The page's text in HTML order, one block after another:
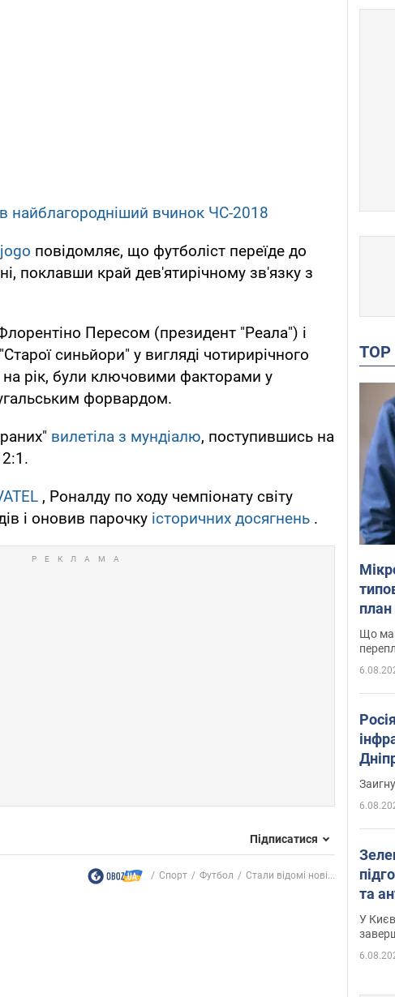
найблагородніший вчинок ЧС-2018
повідомляє, що футболіст переїде до
поклавши край дев'ятирічному зв'язку з
Пересом (президент "Реала") і
синьйори" у вигляді чотирирічного
на рік, були ключовими факторами у
форвардом.
вилетіла з мундіалю, поступившись на
, Роналду по ходу чемпіонату світу
і оновив парочку історичних досягнень .
Підписатися
Спорт Футбол Стали відомі нові...
план
Що
та антибалістичної програми
У